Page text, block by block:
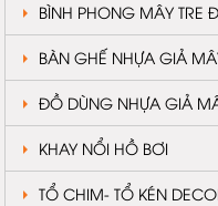
BÌNH PHONG MÂY TRE
BÀN GHẾ NHỰA GIẢ
ĐỒ DÙNG NHỰA GIẢ
KHAY NỔI HỒ BƠI
TỔ CHIM- TỔ KÉN